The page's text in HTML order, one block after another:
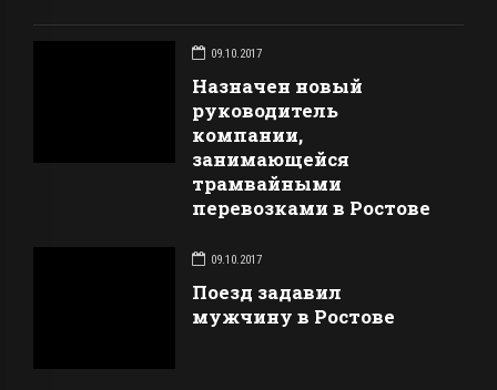
09.10.2017
Назначен новый
руководитель
компании,
занимающейся
трамвайными
перевозками в Ростове
09.10.2017
Поезд задавил
мужчину в Ростове